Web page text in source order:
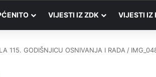
VIJESTI IZ ZDK VIJESTI IZ
115. GODIŠNJICU OSNIVANJA I RADA /